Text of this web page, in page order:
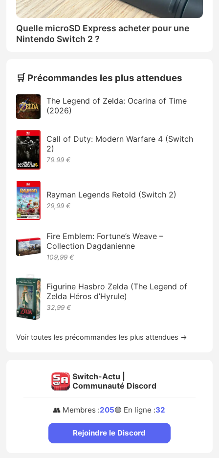
Quelle microSD Express acheter pour une
Nintendo Switch 2 ?
🛒 Précommandes les plus attendues
The Legend of Zelda: Ocarina of Time
(2026)
Call of Duty: Modern Warfare 4 (Switch
2)
79.99 €
Rayman Legends Retold (Switch 2)
29,99 €
Fire Emblem: Fortune’s Weave –
Collection Dagdanienne
109,99 €
Figurine Hasbro Zelda (The Legend of
Zelda Héros d’Hyrule)
32,99 €
Voir toutes les précommandes les plus attendues →
Switch-Actu |
Communauté Discord
👥 Membres :205🟢 En ligne :32
Rejoindre le Discord